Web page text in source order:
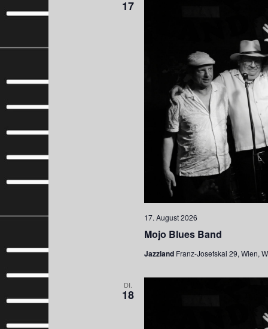
17
Mojo Blues Band
17. August 2026
Jazzland Franz-Josefskai 29, Wien,
DI.
18